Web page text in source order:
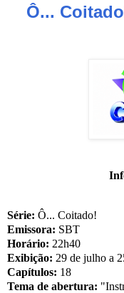
Ô...
Série: Ô... Coitado!
Emissora: SBT
Horário: 22h40
Exibição: 29 de julho a
Capítulos: 18
Tema de abertura: